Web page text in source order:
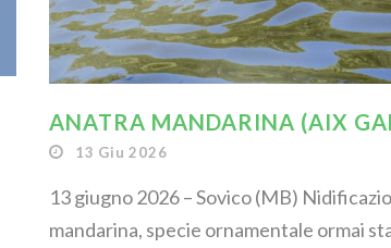
ANATRA MANDARINA (AIX
13 Giu 2026
13 giugno 2026 – Sovico (MB)
mandarina, specie ornamentale ormai